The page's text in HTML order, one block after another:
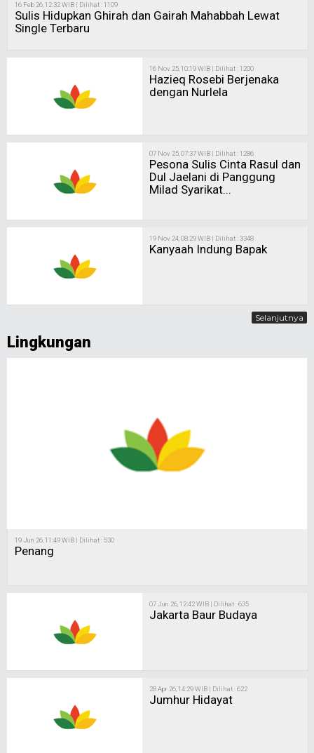
16 Feb 26, 12:32 WIB | Dilihat : 1109
Sulis Hidupkan Ghirah dan Gairah Mahabbah Lewat
Single Terbaru
16 Nov 25, 10:19 WIB | Dilihat : 1200
Hazieq Rosebi Berjenaka
dengan Nurlela
07 Nov 25, 07:37 WIB | Dilihat : 1286
Pesona Sulis Cinta Rasul dan
Dul Jaelani di Panggung
Milad Syarikat...
19 Nov 24, 08:29 WIB | Dilihat : 3348
Kanyaah Indung Bapak
Selanjutnya
Lingkungan
19 Jun 26, 11:49 WIB | Dilihat : 530
Penang
07 Jun 26, 12:42 WIB | Dilihat : 635
Jakarta Baur Budaya
28 Apr 26, 14:29 WIB | Dilihat : 622
Jumhur Hidayat